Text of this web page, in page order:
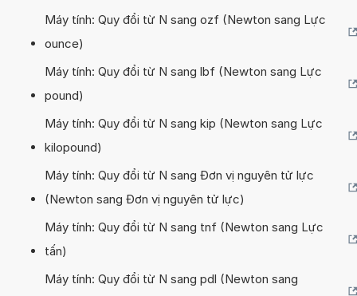
Máy tính: Quy đổi từ N sang ozf (Newton sang Lực
ounce)
Máy tính: Quy đổi từ N sang lbf (Newton sang Lực
pound)
Máy tính: Quy đổi từ N sang kip (Newton sang Lực
kilopound)
Máy tính: Quy đổi từ N sang Đơn vị nguyên tử lực
(Newton sang Đơn vị nguyên tử lực)
Máy tính: Quy đổi từ N sang tnf (Newton sang Lực
tấn)
Máy tính: Quy đổi từ N sang pdl (Newton sang